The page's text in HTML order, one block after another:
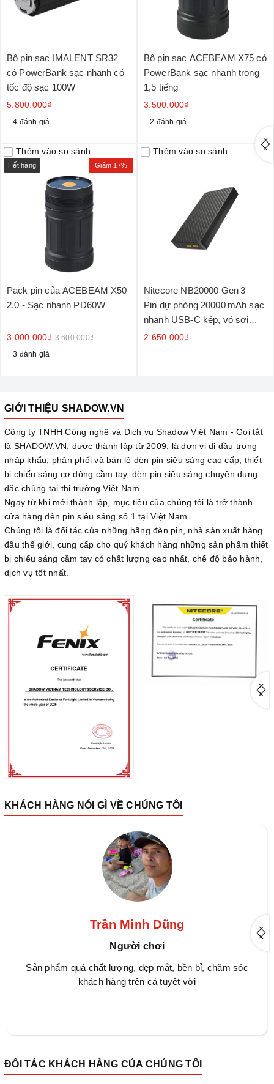
Bộ pin sạc IMALENT SR32
có PowerBank sạc nhanh có
tốc độ sạc 100W
5.800.000₫
4 đánh giá
Bộ pin sạc ACEBEAM X75 có
PowerBank sạc nhanh trong
1,5 tiếng
3.500.000₫
2 đánh giá
Thêm vào so sánh
Hết hàng Giảm 17%
Pack pin của ACEBEAM X50
2.0 - Sạc nhanh PD60W
3.000.000₫ 3.600.000₫
3 đánh giá
Thêm vào so sánh
Nitecore NB20000 Gen 3 –
Pin dự phòng 20000 mAh sạc
nhanh USB‑C kép, vỏ sợi
carbon
2.650.000₫
GIỚI THIỆU SHADOW.VN
Công ty TNHH Công nghệ và Dịch vụ Shadow Việt Nam - Gọi tắt
là SHADOW.VN, được thành lập từ 2009, là đơn vị đi đầu trong
nhập khẩu, phân phối và bán lẻ đèn pin siêu sáng cao cấp, thiết
bị chiếu sáng cơ động cầm tay, đèn pin siêu sáng chuyên dụng
đặc chủng tại thị trường Việt Nam.
Ngay từ khi mới thành lập, mục tiêu của chúng tôi là trở thành
cửa hàng đèn pin siêu sáng số 1 tại Việt Nam.
Chúng tôi là đối tác của những hãng đèn pin, nhà sản xuất hàng
đầu thế giới, cung cấp cho quý khách hàng những sản phẩm thiết
bị chiếu sáng cầm tay có chất lượng cao nhất, chế độ bảo hành,
dịch vụ tốt nhất.
KHÁCH HÀNG NÓI GÌ VỀ CHÚNG TÔI
Trần Minh Dũng
Người chơi
Sản phẩm quá chất lượng, đẹp mắt, bền bỉ, chăm sóc
khách hàng trên cả tuyệt vời
ĐỐI TÁC KHÁCH HÀNG CỦA CHÚNG TÔI